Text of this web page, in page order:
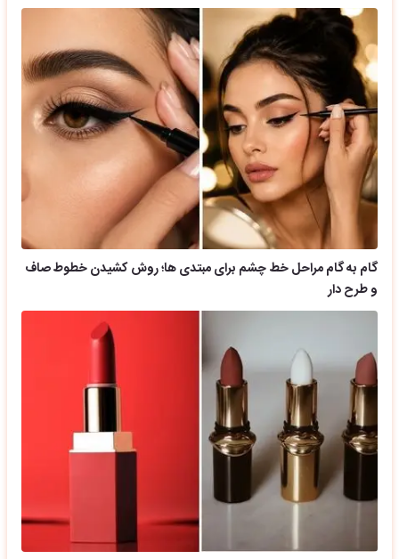
گام به گام مراحل خط چشم برای مبتدی ها؛ روش کشیدن خطوط صاف
و طرح دار